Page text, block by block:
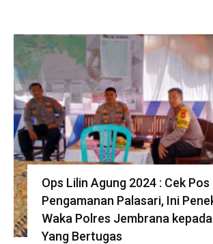
Ops Lilin Agung 2024 : Cek Pos
Pengamanan Palasari, Ini
Waka Polres Jembrana
Yang Bertugas